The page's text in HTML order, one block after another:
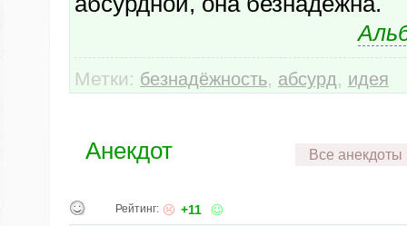
Метки: безнадёжность, абсурд, идея
Анекдот Все анекдоты
Рейтинг: +11